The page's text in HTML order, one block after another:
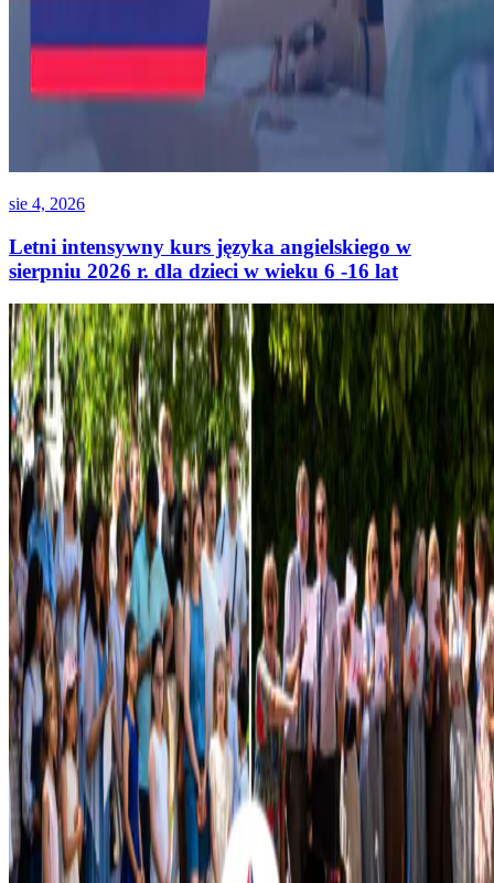
sie 4, 2026
Letni intensywny kurs języka angielskiego w
sierpniu 2026 r. dla dzieci w wieku 6 -16 lat